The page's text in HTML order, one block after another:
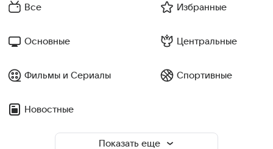
Все Избранные
Основные Центральные
Фильмы и Сериалы Спортивные
Новостные
Показать еще